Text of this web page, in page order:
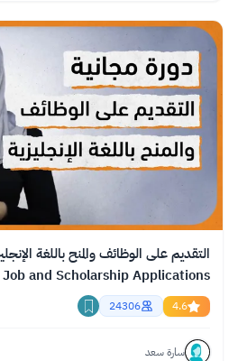
and Scholarship Applications
4.6
24306
سارة سعد